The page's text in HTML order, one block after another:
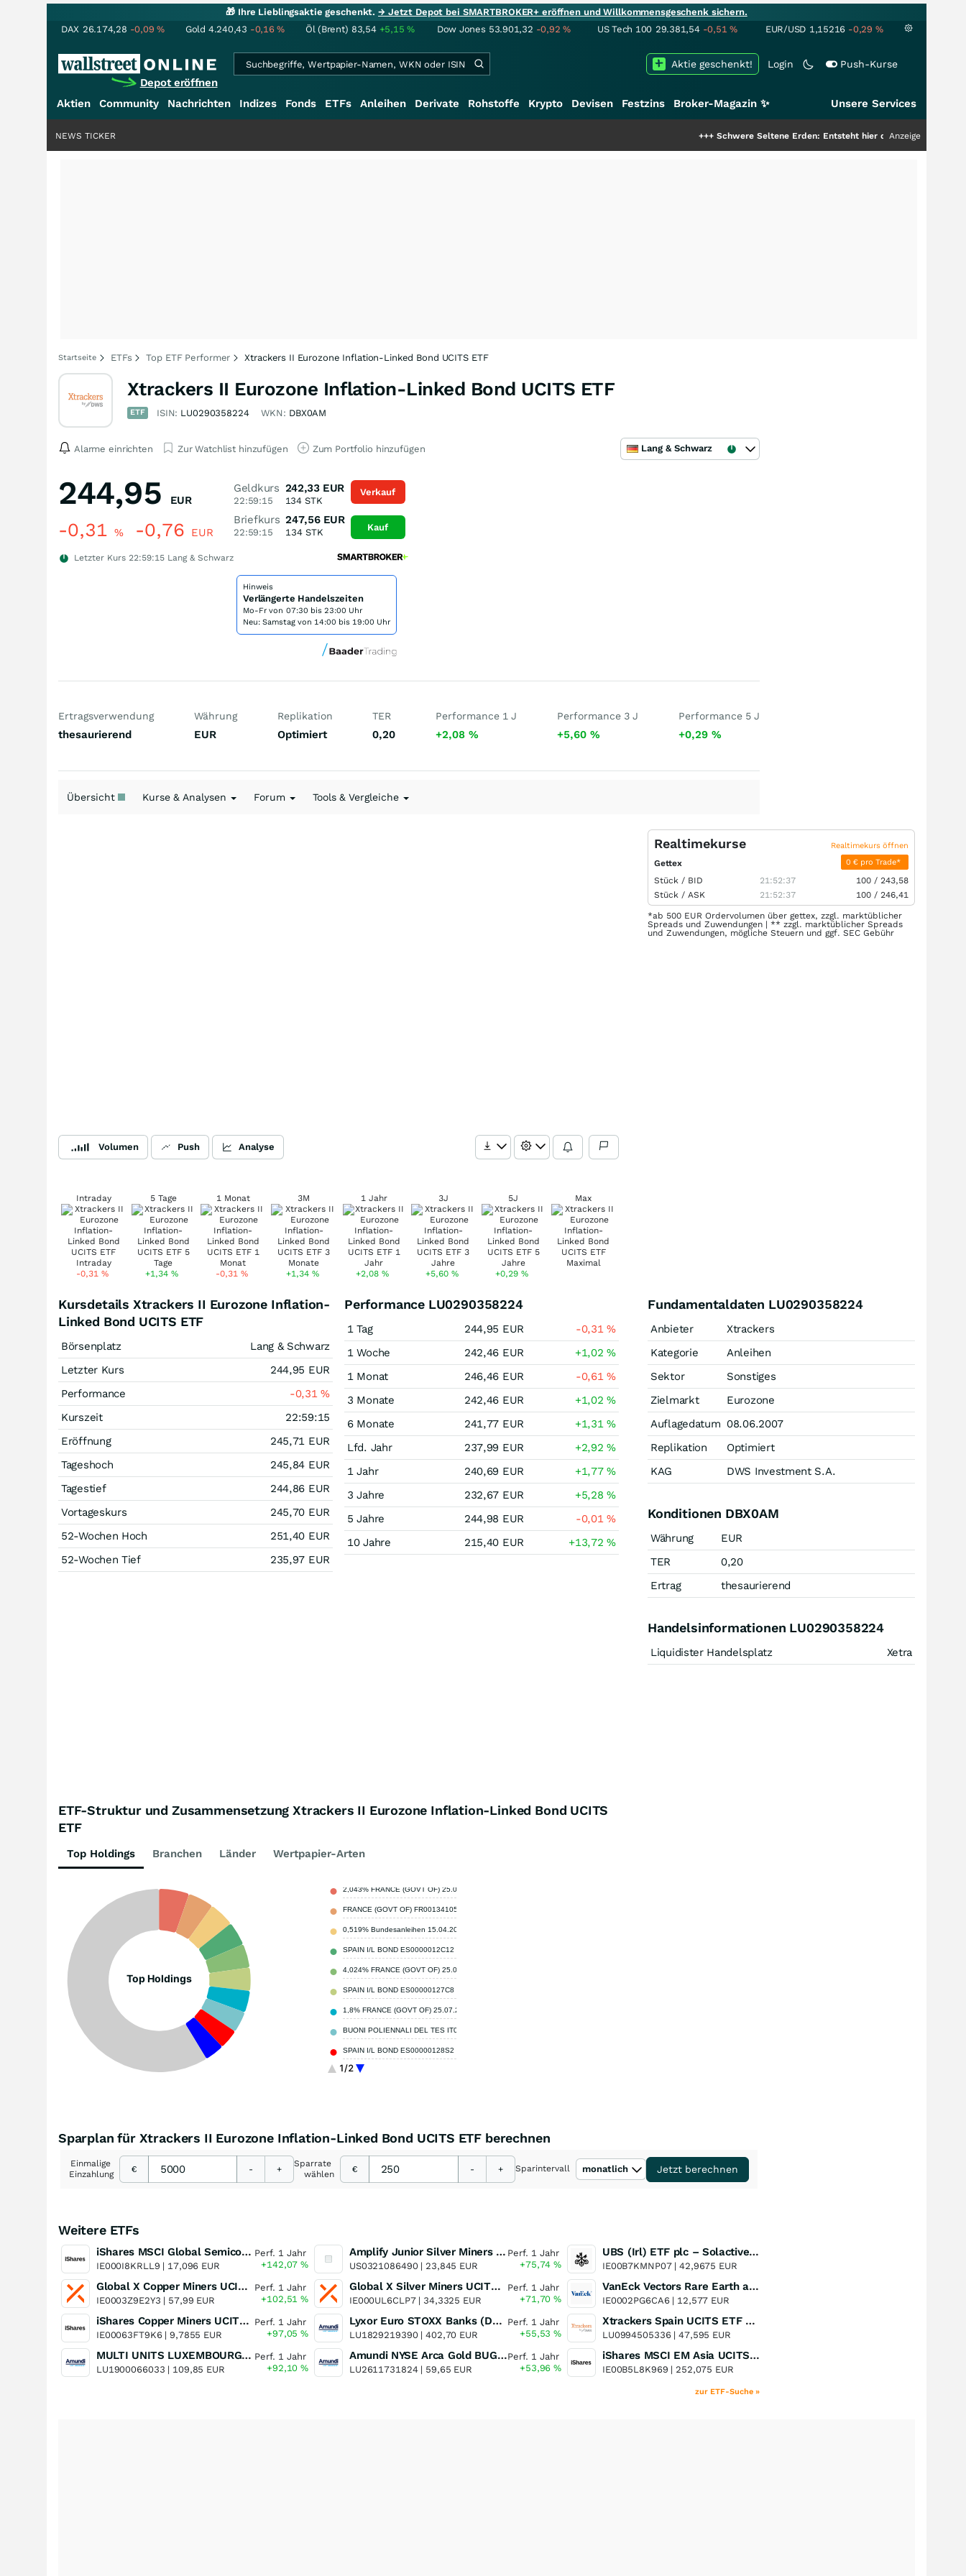
🎁 Ihre Lieblingsaktie geschenkt.→ Jetzt Depot bei SMARTBROKER+ eröffnen und Willkommensgeschenk sichern.
DAX 26.174,28 -0,09% Gold 4.240,43 -0,16% Öl (Brent) 83,54 +5,15% Dow Jones 53.901,32 -0,92% US Tech 100 29.381,54 -0,51% EUR/USD 1,15216 -0,29 %
Depot eröffnen
Login Push-Kurse
Aktie geschenkt!
Aktien Community Nachrichten Indizes Fonds ETFs Anleihen Derivate Rohstoffe Krypto Devisen Festzins Broker-Magazin ✨ Unsere Services
Schwere Seltene Erden: Entsteht hier die nächste Milliardenstory?
Anzeige
NEWS TICKER
Startseite ETFs Top ETF Performer Xtrackers II Eurozone Inflation-Linked Bond UCITS ETF
Xtrackers II Eurozone Inflation-Linked Bond UCITS ETF
ETF ISIN: LU0290358224 WKN: DBX0AM
Alarme einrichten Zur Watchlist hinzufügen Zum Portfolio hinzufügen Lang & Schwarz
244,95 EUR
-0,31 % -0,76 EUR
Letzter Kurs 22:59:15 Lang & Schwarz
Geldkurs
22:59:15
242,33 EUR
134 STK
Briefkurs
22:59:15
247,56 EUR
134STK
Verkauf
Kauf
Hinweis
Verlängerte Handelszeiten
Mo-Fr von 07:30 bis 23:00 Uhr
Neu: Samstag von 14:00 bis 19:00 Uhr
Ertragsverwendung
thesaurierend
Währung
EUR
Replikation
Optimiert
TER
0,20
Performance 1 J
+2,08%
Performance 3 J
+5,60%
Performance 5 J
+0,29 %
Übersicht Kurse & Analysen Forum Tools & Vergleiche
Volumen Push Analyse
Intraday
-0,31 %
5 Tage
+1,34%
1 Monat
-0,31 %
3M
+1,34 %
1 Jahr
+2,08%
3J
+5,60 %
5J
+0,29%
Max
Realtimekurse Realtimekurs öffnen
Gettex 0 € pro Trade*
Stück / BID 21:52:37 100 / 243,58
Stück / ASK 21:52:37 100 / 246,41
*ab 500 EUR Ordervolumen über gettex, zzgl. marktüblicher
Spreads und Zuwendungen | ** zzgl. marktüblicher Spreads
und Zuwendungen, mögliche Steuern und ggf. SEC Gebühr
Kursdetails Xtrackers II Eurozone Inflation-
Linked Bond UCITS ETF
Börsenplatz
Lang & Schwarz
Letzter Kurs
244,95 EUR
Performance
-0,31%
Kurszeit
22:59:15
Eröffnung
245,71 EUR
Tageshoch
245,84 EUR
Tagestief
244,86 EUR
Vortageskurs
245,70 EUR
52-Wochen Hoch
251,40 EUR
52-Wochen Tief
235,97 EUR
Performance LU0290358224
1 Tag 244,95 EUR -0,31%
1 Woche
242,46 EUR +1,02%
1 Monat
246,46 EUR -0,61%
3 Monate
242,46 EUR +1,02%
6 Monate
241,77 EUR +1,31%
Lfd. Jahr
237,99 EUR +2,92%
1 Jahr
240,69 EUR +1,77%
3 Jahre
232,67 EUR +5,28%
5 Jahre
244,98 EUR -0,01%
10 Jahre
215,40 EUR +13,72%
ETF-Struktur und Zusammensetzung Xtrackers II Eurozone Inflation-Linked Bond UCITS
ETF
Top Holdings Branchen Länder Wertpapier-Arten
Top Holdings
1/2
2,043% FRANCE (GOVT OF) 25.07.2027
FRANCE (GOVT OF) FR0013410552
0,519% Bundesanleihen 15.04.2030
SPAIN I/L BOND ES0000012C12
4,024% FRANCE (GOVT OF) 25.07.2032
SPAIN I/L BOND ES00000127C8
1,8% FRANCE (GOVT OF) 25.07.2040
BUONI POLIENNALI DEL TES IT0004545890
SPAIN I/L BOND ES00000128S2
FRANCE (GOVT OF) FR0011982776
Fundamentaldaten LU0290358224
Anbieter
Xtrackers
Kategorie
Anleihen
Sektor
Sonstiges
Zielmarkt
Eurozone
Auflagedatum 08.06.2007
Replikation
Optimiert
KAG
DWS Investment S.A.
Konditionen DBX0AM
Währung
EUR
TER
0,20
Ertrag
thesaurierend
Handelsinformationen LU0290358224
Liquidister Handelsplatz Xetra
Sparplan für Xtrackers II Eurozone Inflation-Linked Bond UCITS ETF berechnen
Einmalige
Einzahlung
€ - +
Sparrate
wählen
€ - + Sparintervall monatlich Jetzt berechnen
Weitere ETFs
iShares MSCI Global Semiconductors UCITS ETF USD (Acc)
IE000I8KRLL9 | 17,096 EUR
Perf. 1 Jahr
+142,07%
Global X Copper Miners UCITS ETF USD Acc
IE0003Z9E2Y3 | 57,99 EUR
Perf. 1 Jahr
+102,51%
iShares Copper Miners UCITS ETF
IE00063FT9K6 |9,7855 EUR
Perf. 1 Jahr
+97,05%
MULTI UNITS LUXEMBOURG - Lyxor MSCI Semiconductors ESG Filtered
LU1900066033 | 109,85 EUR
Perf. 1 Jahr
+92,10%
Amplify Junior Silver Miners ETF Junior Silver Miners ETF
US0321086490 | 23,845 EUR
Perf. 1 Jahr
+75,74%
Global X Silver Miners UCITS ETF
IE000UL6CLP7 | 34,3325 EUR
Perf. 1 Jahr
+71,70%
Lyxor Euro STOXX Banks (DR) UCITS ETF- Acc
LU1829219390 |402,70 EUR
Perf. 1 Jahr
+55,53%
Amundi NYSE Arca Gold BUGS UCITS ETF Dist
LU2611731824 | 59,65 EUR
Perf. 1 Jahr
+53,96%
UBS (Irl) ETF plc – Solactive Global Pure Gold Miners UCITS ETF - A Dis USD o.N.
IE00B7KMNP07 |42,9675 EUR
VanEck Vectors Rare Earth and Strategic Metals UCITS ETF
IE0002PG6CA6 | 12,577 EUR
Xtrackers Spain UCITS ETF Distribution
LU0994505336 |47,595 EUR
iShares MSCI EM Asia UCITS ETF
IE00B5L8K969 | 252,075 EUR
zur ETF-Suche »